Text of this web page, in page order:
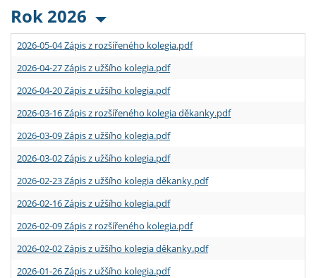
Rok 2026
2026-05-04 Zápis z rozšířeného kolegia.pdf
2026-04-27 Zápis z užšího kolegia.pdf
2026-04-20 Zápis z užšího kolegia.pdf
2026-03-16 Zápis z rozšířeného kolegia děkanky.pdf
2026-03-09 Zápis z užšího kolegia.pdf
2026-03-02 Zápis z užšího kolegia.pdf
2026-02-23 Zápis z užšího kolegia děkanky.pdf
2026-02-16 Zápis z užšího kolegia.pdf
2026-02-09 Zápis z rozšířeného kolegia.pdf
2026-02-02 Zápis z užšího kolegia děkanky.pdf
2026-01-26 Zápis z užšího kolegia.pdf